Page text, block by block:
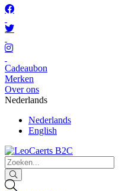
Cadeaubon
Merken
Over ons
Nederlands
Nederlands
English